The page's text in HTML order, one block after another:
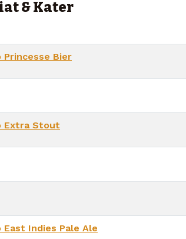
& Kater
Princesse Bier
Extra Stout
Indies Pale Ale